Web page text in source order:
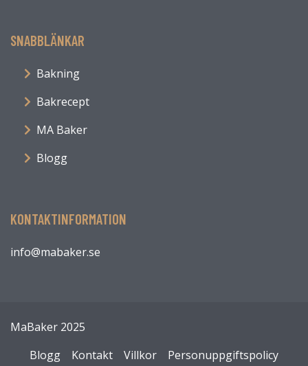
SNABBLÄNKAR
Bakning
Bakrecept
MA Baker
Blogg
KONTAKTINFORMATION
info@mabaker.se
MaBaker 2025
Blogg
Kontakt Villkor
Personuppgiftspolicy